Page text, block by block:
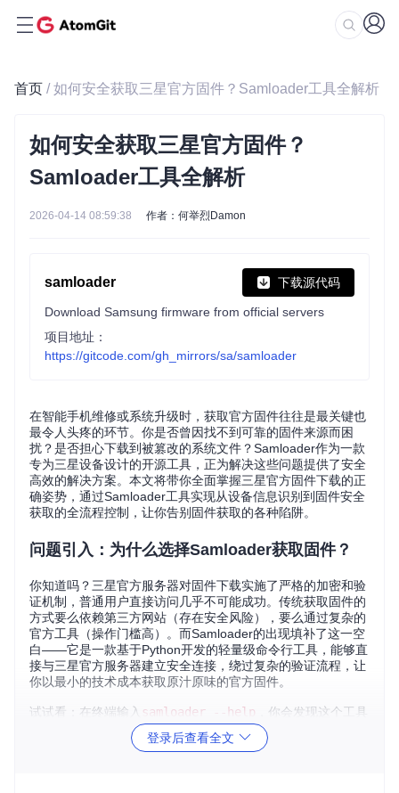
首页 / 如何安全获取三星官方固件？Samloader工具全解析
如何安全获取三星官方固件？
Samloader工具全解析
2026-04-14 08:59:38 作者：何举烈Damon
samloader 下载源代码
Download Samsung firmware from official servers
项目地址：
https://gitcode.com/gh_mirrors/sa/samloader
在智能手机维修或系统升级时，获取官方固件往往是最关键也
最令人头疼的环节。你是否曾因找不到可靠的固件来源而困
扰？是否担心下载到被篡改的系统文件？Samloader作为一款
专为三星设备设计的开源工具，正为解决这些问题提供了安全
高效的解决方案。本文将带你全面掌握三星官方固件下载的正
确姿势，通过Samloader工具实现从设备信息识别到固件安全
获取的全流程控制，让你告别固件获取的各种陷阱。
问题引入：为什么选择Samloader获取固件？
你知道吗？三星官方服务器对固件下载实施了严格的加密和验
证机制，普通用户直接访问几乎不可能成功。传统获取固件的
方式要么依赖第三方网站（存在安全风险），要么通过复杂的
官方工具（操作门槛高）。而Samloader的出现填补了这一空
白——它是一款基于Python开发的轻量级命令行工具，能够直
接与三星官方服务器建立安全连接，绕过复杂的验证流程，让
你以最小的技术成本获取原汁原味的官方固件。
试试看：在终端输入 samloader --help ，你会发现这个工具
麻雀虽小五脏俱全，从版本检测到文件校验的功能应有尽有。
登录后查看全文